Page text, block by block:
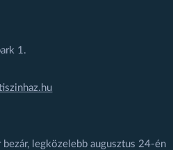
1.
legközelebb augusztus 24-én